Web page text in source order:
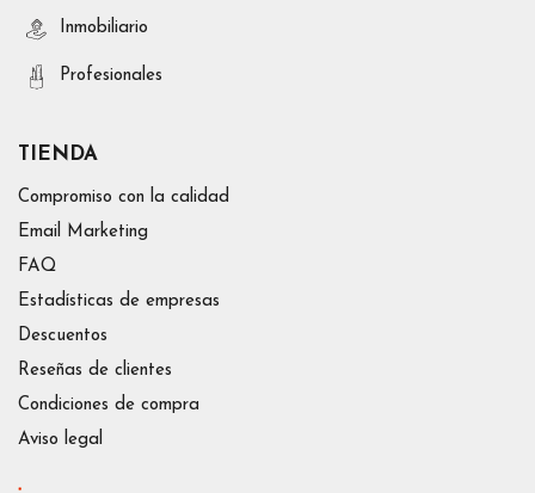
Inmobiliario
Profesionales
TIENDA
Compromiso con la calidad
Email Marketing
FAQ
Estadísticas de empresas
Descuentos
Reseñas de clientes
Condiciones de compra
Aviso legal